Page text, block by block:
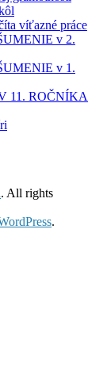
víťazné práce
v 2.
v 1.
11. ROČNÍKA
. All rights
.